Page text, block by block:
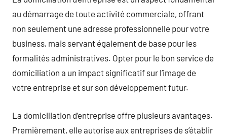
au démarrage de toute activité commerciale, offrant
non seulement une adresse professionnelle pour votre
business, mais servant également de base pour les
formalités administratives. Opter pour le bon service de
domiciliation a un impact significatif sur l’image de
votre entreprise et sur son développement futur.
La domiciliation d’entreprise offre plusieurs avantages.
Premièrement, elle autorise aux entreprises de s’établir